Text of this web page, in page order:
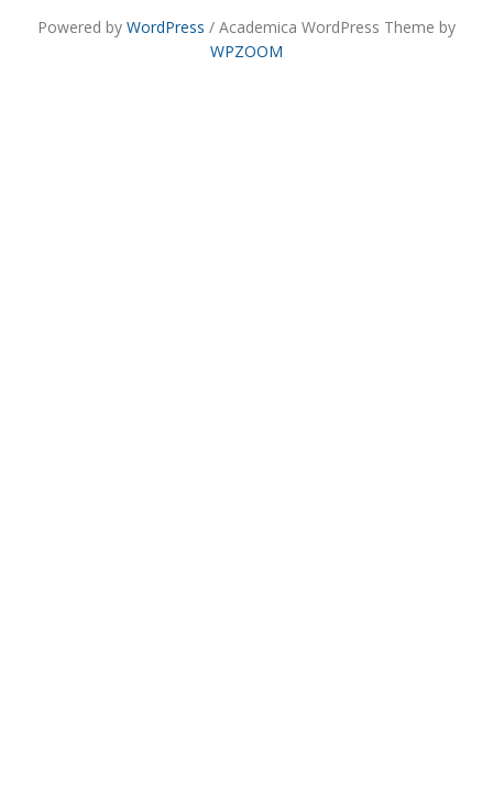
Powered by WordPress / Academica WordPress Theme by
WPZOOM